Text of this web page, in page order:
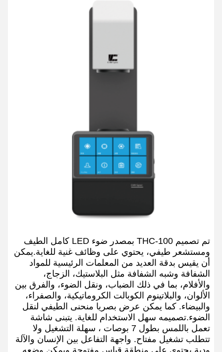
تم تصميم THC-100 بمصدر ضوء LED كامل الطيف
ومستشعر طيفي، يحتوي على وظائف غنية للغاية.يمكن
أن يقيس بدقة العديد من المعلمات الرئيسية للمواد
الشفافة وشبه الشفافة مثل البلاستيك، الزجاج،
والأفلام، بما في ذلك الضباب، ونقل الضوء، والفرق بين
الألوان، والبلاتينوم الكوبالت الكروماتيكية، والصفراء،
والبيضاء. كما يمكن عرض بصريا منحنى الطيفي لنقل
الضوء.تصميمه سهل الاستخدام للغاية. يتبنى شاشة
تعمل باللمس بطول 7 بوصات ، سهلة التشغيل ولا
تتطلب تشغيل مفتاح. واجهة التفاعل بين الإنسان والآلة